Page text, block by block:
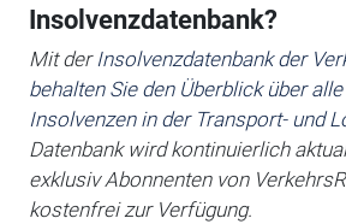
Insolvenzdatenbank?
Mit der Insolvenzdatenbank der
behalten Sie den Überblick über
Insolvenzen in der Transport- und
Datenbank wird kontinuierlich
exklusiv Abonnenten von
kostenfrei zur Verfügung.